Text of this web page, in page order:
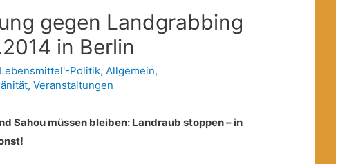
gegen Landgrabbing
in Berlin
Politik,Allgemein,
,Veranstaltungen
Sahou müssen bleiben: Landraub stoppen – in